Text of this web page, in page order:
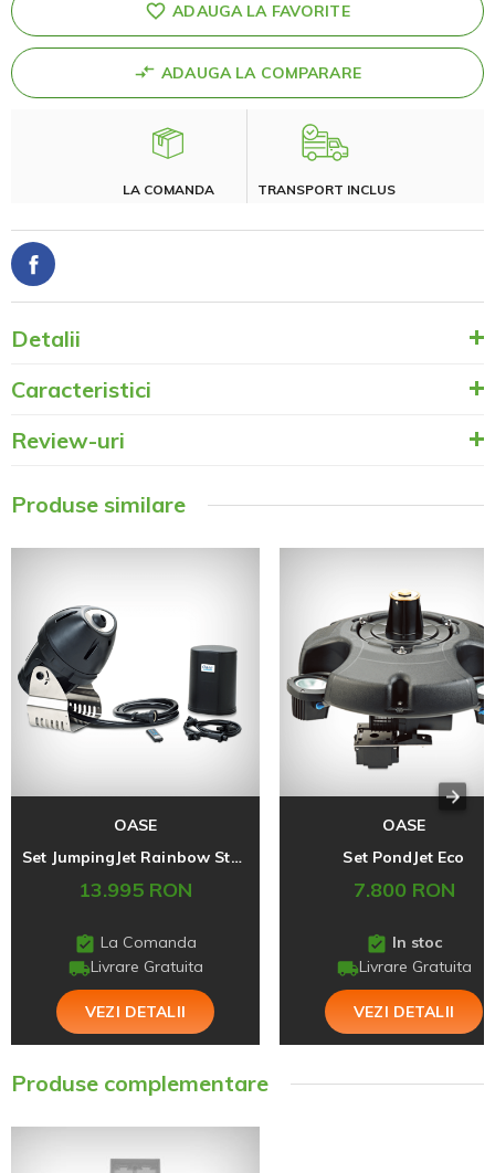
ADAUGA LA FAVORITE
ADAUGA LA COMPARARE
LA COMANDA TRANSPORT INCLUS
Detalii
Caracteristici
Review-uri
Produse similare
OASE
Set JumpingJet Rainbow Star Set
13.995 RON
La Comanda
Livrare Gratuita
VEZI DETALII
OASE
Set PondJet Eco
7.800 RON
In stoc
Livrare Gratuita
VEZI DETALII
Produse complementare